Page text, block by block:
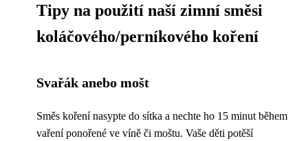
Tipy na použití naší zimní směsi
koláčového/perníkového koření
Svařák anebo mošt
Směs koření nasypte do sítka a nechte ho 15 minut během
vaření ponořené ve víně či moštu. Vaše děti potěší